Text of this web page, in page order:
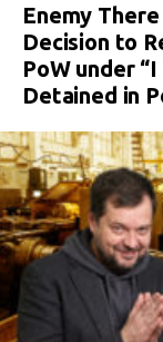
Enemy
Decision to
PoW under
Detained in